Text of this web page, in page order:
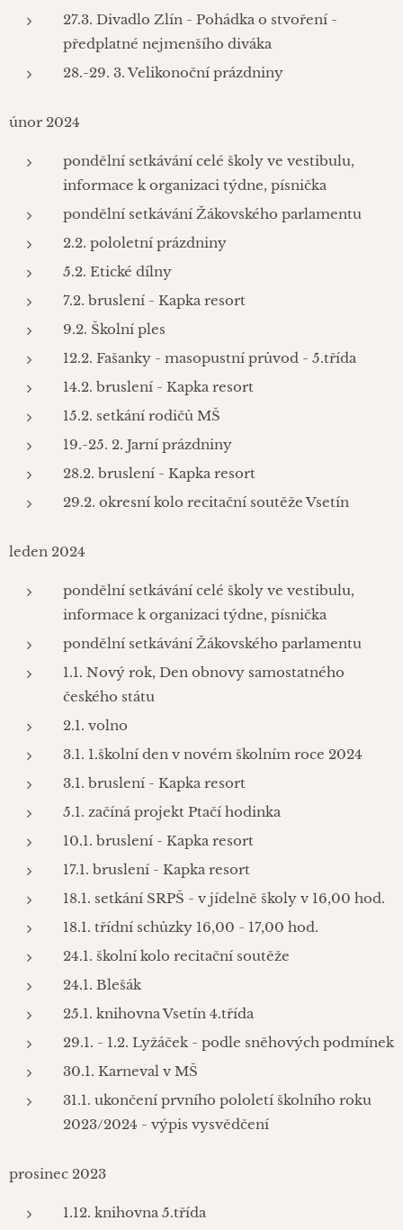
27.3. Divadlo Zlín - Pohádka o stvoření -
předplatné nejmenšího diváka
28.-29. 3. Velikonoční prázdniny
únor 2024
pondělní setkávání celé školy ve vestibulu,
informace k organizaci týdne, písnička
pondělní setkávání Žákovského parlamentu
2.2. pololetní prázdniny
5.2. Etické dílny
7.2. bruslení - Kapka resort
9.2. Školní ples
12.2. Fašanky - masopustní průvod - 5.třída
14.2. bruslení - Kapka resort
15.2. setkání rodičů MŠ
19.-25. 2. Jarní prázdniny
28.2. bruslení - Kapka resort
29.2. okresní kolo recitační soutěže Vsetín
leden 2024
pondělní setkávání celé školy ve vestibulu,
informace k organizaci týdne, písnička
pondělní setkávání Žákovského parlamentu
1.1. Nový rok, Den obnovy samostatného
českého státu
2.1. volno
3.1. 1.školní den v novém školním roce 2024
3.1. bruslení - Kapka resort
5.1. začíná projekt Ptačí hodinka
10.1. bruslení - Kapka resort
17.1. bruslení - Kapka resort
18.1. setkání SRPŠ - v jídelně školy v 16,00 hod.
18.1. třídní schůzky 16,00 - 17,00 hod.
24.1. školní kolo recitační soutěže
24.1. Blešák
25.1. knihovna Vsetín 4.třída
29.1. - 1.2. Lyžáček - podle sněhových podmínek
30.1. Karneval v MŠ
31.1. ukončení prvního pololetí školního roku
2023/2024 - výpis vysvědčení
prosinec 2023
1.12. knihovna 5.třída